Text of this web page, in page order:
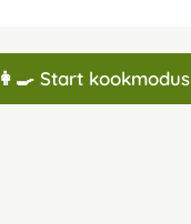
👩‍🍳 Start kookmodus